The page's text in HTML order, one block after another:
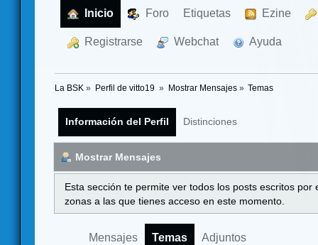
Inicio Foro Etiquetas Ezine
Registrarse Webchat Ayuda
La BSK » Perfil de vitto19 » Mostrar Mensajes» Temas
Información del Perfil Distinciones
Mostrar Mensajes
Esta sección te permite ver todos los posts escritos
zonas a las que tienes acceso en este momento.
Mensajes Temas Adjuntos